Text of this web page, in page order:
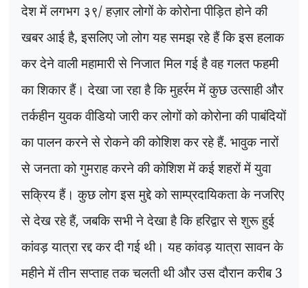
देश में लगभग ३९/ हज़ार लोगों के कोरोना पीड़ित होने की
खबर आई है,इसलिए जो लोग यह समझ रहे हैं कि इस हलाक
कर देने वाली महामारी से निजात मिल गई है वह गलत फहमी
का शिकार हैं। देखा जा रहा है कि मुहर्रम में कुछ उत्साही और
तर्कहीन युवक वीडियो जारी कर लोगों को कोरोना की पाबंदियों
का पालन करने से रोकने की कोशिश कर रहे हैं. भावुक नारों
से जनता को गुमराह करने की कोशिश में कई शहरों में युवा
सक्रिय हैं। कुछ लोग इस मुद्दे को साम्प्रदायिकता के नजरिए
से देख रहे हैं,जबकि सभी ने देखा है कि हरिद्वार से शुरू हुई
कांवड़ यात्रा रद्द कर दी गई थी। यह कांवड़ यात्रा सावन के
महीने में तीन सप्ताह तक चलती थी और उस दौरान करीब 3